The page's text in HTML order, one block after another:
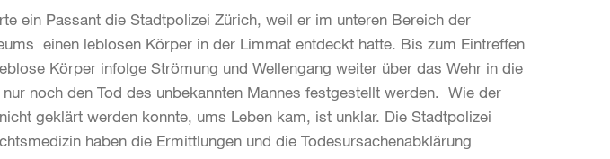
ein Passant die Stadtpolizei Zürich, weil er im unteren Bereich der
einen leblosen Körper in der Limmat entdeckt hatte. Bis zum Eintreffen
Körper infolge Strömung und Wellengang weiter über das Wehr in die
noch den Tod des unbekannten Mannes festgestellt werden. Wie der
geklärt werden konnte, ums Leben kam, ist unklar. Die Stadtpolizei
haben die Ermittlungen und die Todesursachenabklärung